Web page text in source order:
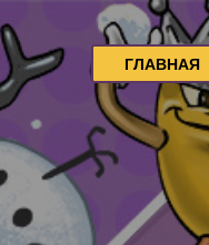
ГЛАВНАЯ